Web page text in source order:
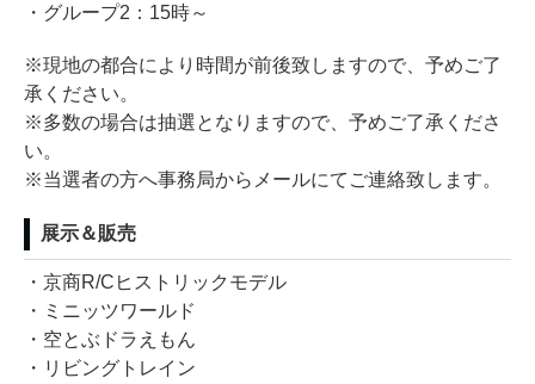
・グループ2：15時～
※現地の都合により時間が前後致しますので、予めご了
承ください。
※多数の場合は抽選となりますので、予めご了承くださ
い。
※当選者の方へ事務局からメールにてご連絡致します。
展示＆販売
・京商R/Cヒストリックモデル
・ミニッツワールド
・空とぶドラえもん
・リビングトレイン